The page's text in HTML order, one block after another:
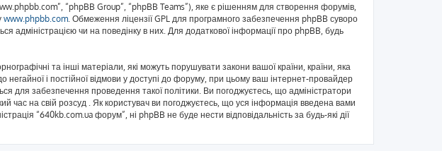
“phpBB Group”, “phpBB Teams”), яке є рішенням для створення форумів,
www.phpbb.com . Обмеження ліцензії GPL для програмного забезпечення phpBB суворо
адміністрацією чи на поведінку в них. Для додаткової інформації про phpBB, будь
та інші матеріали, які можуть порушувати закони вашої країни, країни, яка
і постійної відмови у доступі до форуму, при цьому ваш інтернет-провайдер
для забезпечення проведення такої політики. Ви погоджуєтесь, що адміністратори
час на свій розсуд . Як користувач ви погоджуєтесь, що уся інформація введена вами
“640kb.com.ua форум”, ні phpBB не буде нести відповідальність за будь-які дії